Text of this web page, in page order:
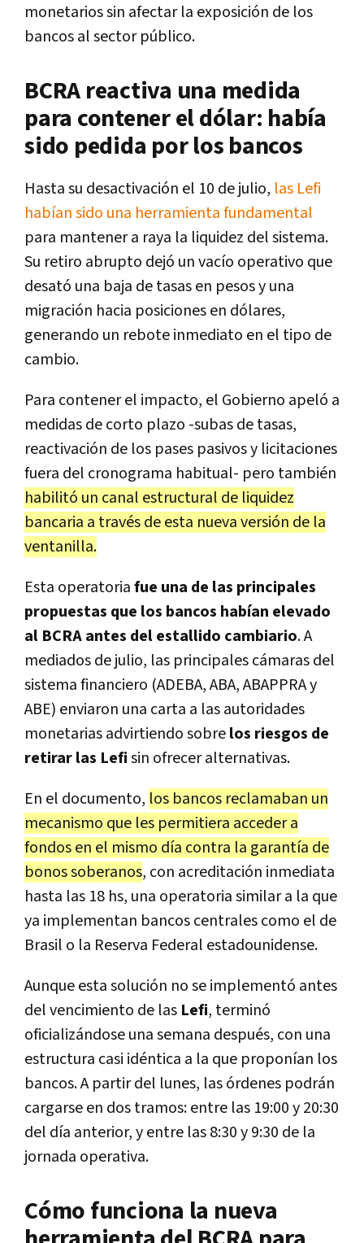
monetarios sin afectar la exposición de los
bancos al sector público.
BCRA reactiva una medida
para contener el dólar: había
sido pedida por los bancos
Hasta su desactivación el 10 de julio, las Lefi
habían sido una herramienta fundamental
para mantener a raya la liquidez del sistema.
Su retiro abrupto dejó un vacío operativo que
desató una baja de tasas en pesos y una
migración hacia posiciones en dólares,
generando un rebote inmediato en el tipo de
cambio.
Para contener el impacto, el Gobierno apeló a
medidas de corto plazo -subas de tasas,
reactivación de los pases pasivos y licitaciones
fuera del cronograma habitual- pero también
habilitó un canal estructural de liquidez
bancaria a través de esta nueva versión de la
ventanilla.
Esta operatoriafue una de las principales
propuestas que los bancos habían elevado
al BCRA antes del estallido cambiario. A
mediados de julio, las principales cámaras del
sistema financiero (ADEBA, ABA, ABAPPRA y
ABE) enviaron una carta a las autoridades
monetarias advirtiendo sobrelos riesgos de
retirar las Lefisin ofrecer alternativas.
En el documento, los bancos reclamaban un
mecanismo que les permitiera acceder a
fondos en el mismo día contra la garantía de
bonos soberanos, con acreditación inmediata
hasta las 18 hs, una operatoria similar a la que
ya implementan bancos centrales como el de
Brasil o la Reserva Federal estadounidense.
Aunque esta solución no se implementó antes
del vencimiento de las Lefi, terminó
oficializándose una semana después, con una
estructura casi idéntica a la que proponían los
bancos. A partir del lunes, las órdenes podrán
cargarse en dos tramos: entre las 19:00 y 20:30
del día anterior, y entre las 8:30 y 9:30 de la
jornada operativa.
Cómo funciona la nueva